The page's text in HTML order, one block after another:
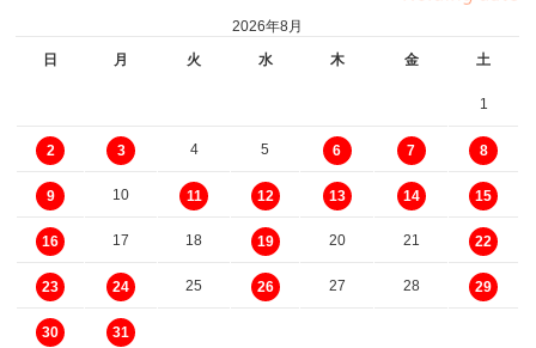
2026年8月
日
月 火 水 木 金 土
1
2 3 4 5 6 7 8
9 10 11 12 13 14 15
16 17 18 19 20 21 22
23 24 25 26 27 28 29
30 31